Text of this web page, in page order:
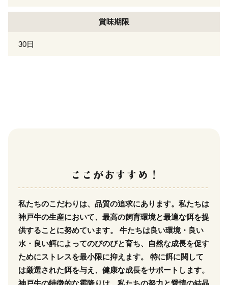
賞味期限
30日
私たちのこだわりは、品質の追求にあります。私たちは
神戸牛の生産において、最高の飼育環境と最適な餌を提
供することに努めています。 牛たちは良い環境・良い
水・良い餌によってのびのびと育ち、自然な成長を促す
ためにストレスを最小限に抑えます。 特に餌に関して
は厳選された餌を与え、健康な成長をサポートします。